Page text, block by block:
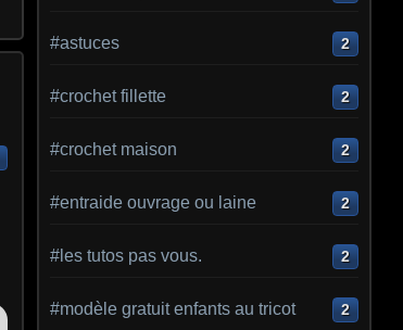
#astuces 2
#crochet fillette 2
#crochet maison 2
#entraide ouvrage ou laine 2
#les tutos pas vous. 2
#modèle gratuit enfants au tricot 2